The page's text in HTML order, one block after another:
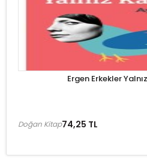
Ergen Erkekler
74,25 TL
Doğan Kitap